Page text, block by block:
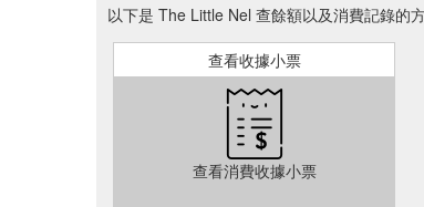
以下是 The Little Nel 查餘額以及消費記錄的
查看收據小票
查看消費收據小票